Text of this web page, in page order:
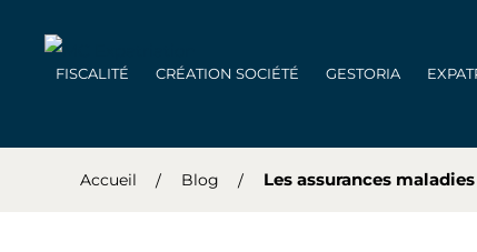
FISCALITÉ CRÉATION SOCIÉTÉ GESTORIA
Accueil Blog Les assurances